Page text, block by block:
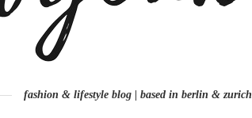
fashion & lifestyle blog | based in berlin & zurich